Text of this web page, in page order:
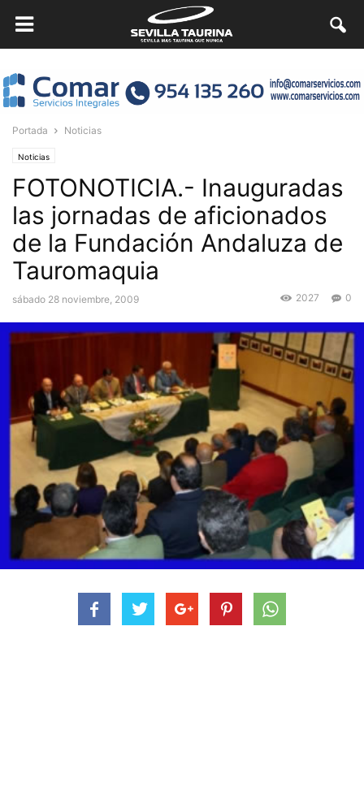
Portada Noticias
Noticias
FOTONOTICIA.- Inauguradas
las jornadas de aficionados
de la Fundación Andaluza de
Tauromaquia
sábado 28 noviembre, 2009 0
2027